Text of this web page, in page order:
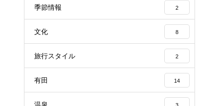
季節情報 2
文化 8
旅行スタイル 2
有田 14
温泉 3